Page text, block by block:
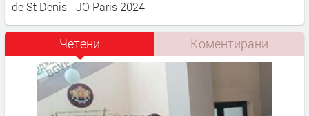
de St Denis - JO Paris 2024
Четени Коментирани